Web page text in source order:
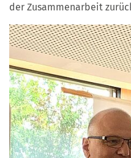
der Zusammenarbeit